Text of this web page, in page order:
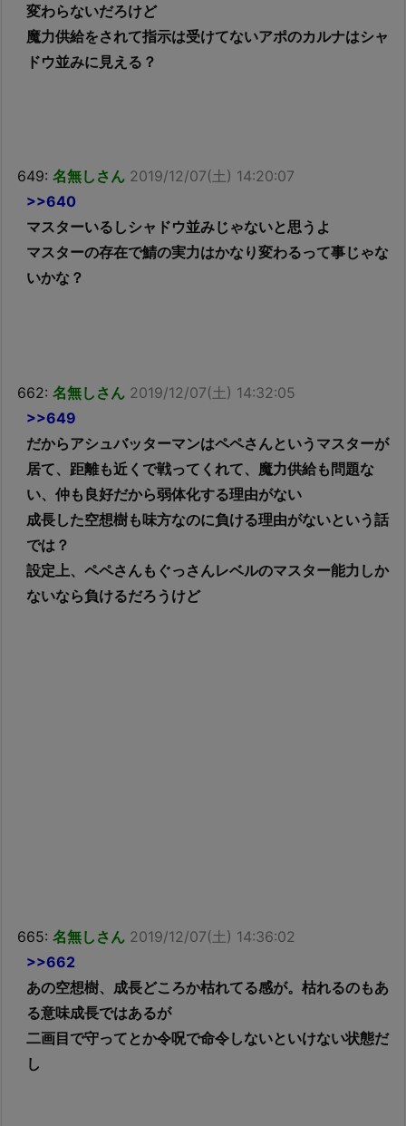
変わらないだろけど
魔力供給をされて指示は受けてないアポのカルナはシャ
ドウ並みに見える？
649: 名無しさん 2019/12/07(土) 14:20:07
>>640
マスターいるしシャドウ並みじゃないと思うよ
マスターの存在で鯖の実力はかなり変わるって事じゃな
いかな？
662: 名無しさん 2019/12/07(土) 14:32:05
>>649
だからアシュバッターマンはペペさんというマスターが
居て、距離も近くで戦ってくれて、魔力供給も問題な
い、仲も良好だから弱体化する理由がない
成長した空想樹も味方なのに負ける理由がないという話
では？
設定上、ペペさんもぐっさんレベルのマスター能力しか
ないなら負けるだろうけど
665: 名無しさん 2019/12/07(土) 14:36:02
>>662
あの空想樹、成長どころか枯れてる感が。枯れるのもあ
る意味成長ではあるが
二画目で守ってとか令呪で命令しないといけない状態だ
し